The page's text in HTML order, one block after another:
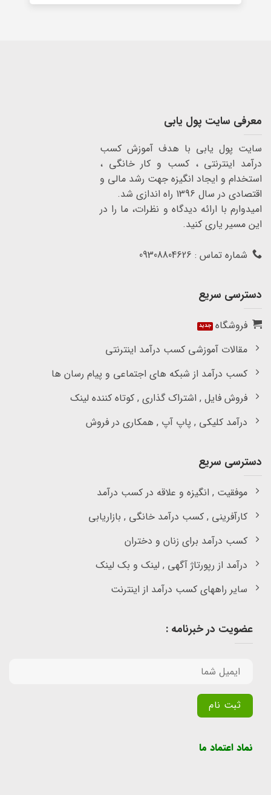
معرفی سایت پول یابی
سایت پول یابی با هدف آموزش کسب
درآمد اینترنتی ، کسب و کار خانگی ،
استخدام و ایجاد انگیزه جهت رشد مالی و
اقتصادی در سال 1396 راه اندازی شد.
امیدوارم با ارائه دیدگاه و نظرات، ما را در
این مسیر یاری کنید.
شماره تماس : 09308804626
دسترسی سریع
فروشگاه
مقالات آموزشی کسب درآمد اینترنتی
کسب درآمد از شبکه های اجتماعی و پیام رسان ها
فروش فایل , اشتراک گذاری , کوتاه کننده لینک
درآمد کلیکی , پاپ آپ , همکاری در فروش
دسترسی سریع
موفقیت , انگیزه و علاقه در کسب درآمد
کارآفرینی , کسب درآمد خانگی , بازاریابی
کسب درآمد برای زنان و دختران
درآمد از رپورتاژ آگهی , لینک و بک لینک
سایر راههای کسب درآمد از اینترنت
عضویت در خبرنامه :
نماد اعتماد ما